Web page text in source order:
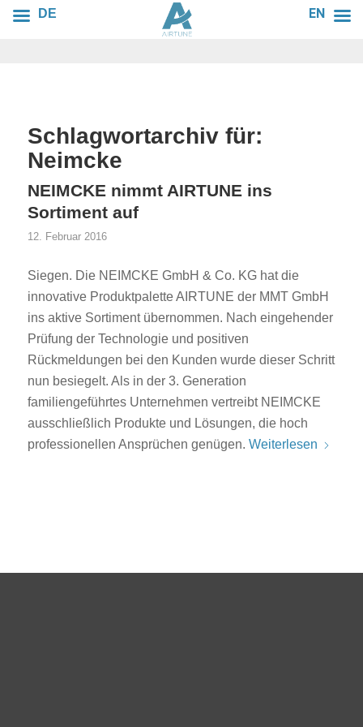
Schlagwortarchiv für:
Neimcke
NEIMCKE nimmt AIRTUNE ins
Sortiment auf
12. Februar 2016
Siegen. Die NEIMCKE GmbH & Co. KG hat die
innovative Produktpalette AIRTUNE der MMT GmbH
ins aktive Sortiment übernommen. Nach eingehender
Prüfung der Technologie und positiven
Rückmeldungen bei den Kunden wurde dieser Schritt
nun besiegelt. Als in der 3. Generation
familiengeführtes Unternehmen vertreibt NEIMCKE
ausschließlich Produkte und Lösungen, die hoch
professionellen Ansprüchen genügen. Weiterlesen
DE EN